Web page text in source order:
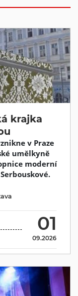
krajka
v Praze
umělkyně
moderní
01
09.2026